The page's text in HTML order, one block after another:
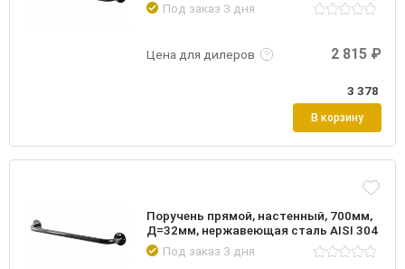
Под заказ 3 дня
Цена для дилеров
Подробнее Войти
2 815 ₽
3 378
В корзину
Поручень прямой, настенный, 700мм,
Д=32мм, нержавеющая сталь AISI 304
Под заказ 3 дня